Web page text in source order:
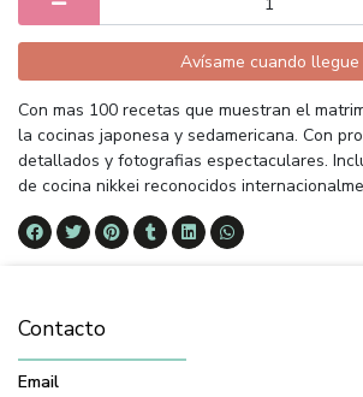
Avísame cuando llegue
Con mas 100 recetas que muestran el
la cocinas japonesa y sedamericana. Con
detallados y fotografias espectaculares.
de cocina nikkei reconocidos
Contacto
Email